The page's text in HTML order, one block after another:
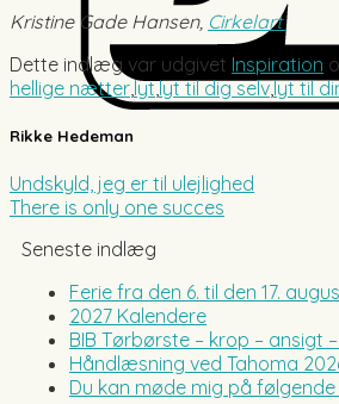
Kristine Gade Hansen, Cirkelart
Dette indlæg var udgivet Inspiration
hellige nætter,lyt,lyt til dig selv,lyt til
Rikke Hedeman
Undskyld, jeg er til ulejlighed
There is only one succes
Seneste indlæg
Ferie fra den 6. til den 17.
2027 Kalendere
BIB Tørbørste – krop – ansigt
Håndlæsning ved Tahoma
Du kan møde mig på